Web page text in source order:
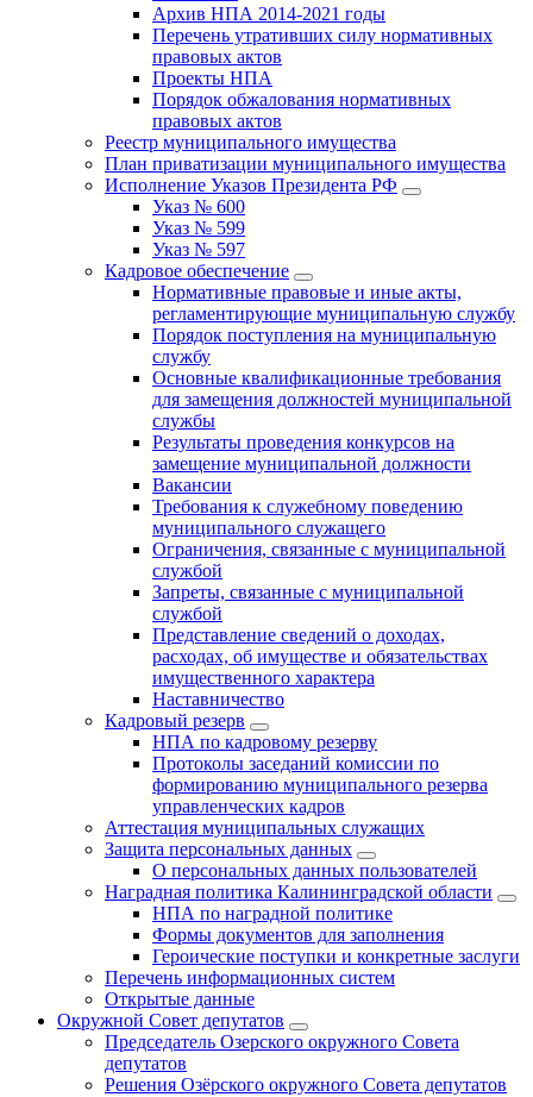
Архив НПА 2014-2021 годы
Перечень утративших силу нормативных
правовых актов
Проекты НПА
Порядок обжалования нормативных
правовых актов
Реестр муниципального имущества
План приватизации муниципального имущества
Исполнение Указов Президента РФ
Указ № 600
Указ № 599
Указ № 597
Кадровое обеспечение
Нормативные правовые и иные акты,
регламентирующие муниципальную службу
Порядок поступления на муниципальную
службу
Основные квалификационные требования
для замещения должностей муниципальной
службы
Результаты проведения конкурсов на
замещение муниципальной должности
Вакансии
Требования к служебному поведению
муниципального служащего
Ограничения, связанные с муниципальной
службой
Запреты, связанные с муниципальной
службой
Представление сведений о доходах,
расходах, об имуществе и обязательствах
имущественного характера
Наставничество
Кадровый резерв
НПА по кадровому резерву
Протоколы заседаний комиссии по
формированию муниципального резерва
управленческих кадров
Аттестация муниципальных служащих
Защита персональных данных
О персональных данных пользователей
Наградная политика Калининградской области
НПА по наградной политике
Формы документов для заполнения
Героические поступки и конкретные заслуги
Перечень информационных систем
Открытые данные
Окружной Совет депутатов
Председатель Озерского окружного Совета
депутатов
Решения Озёрского окружного Совета депутатов